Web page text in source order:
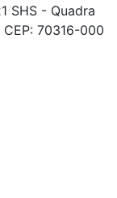
SHS - Quadra
70316-000